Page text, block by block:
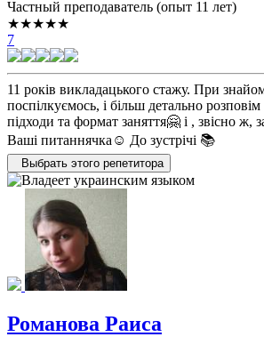
Частный преподаватель (опыт 11 лет)
★★★★★
7
11 років викладацького стажу. При
поспілкуємось, і більш детально
підходи та формат заняття🤗 і , звісно ж,
Ваші питаннячка☺️ До зустрічі 📚
Выбрать этого репетитора
Романова Раиса